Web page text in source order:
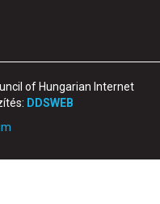
of Hungarian Internet
DDSWEB